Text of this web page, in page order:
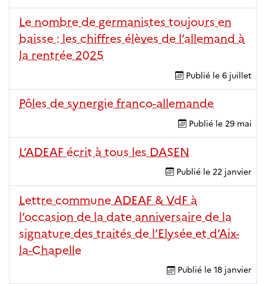
Le nombre de germanistes toujours en
baisse : les chiffres élèves de l’allemand à
la rentrée 2025
Publié le 6 juillet
Pôles de synergie franco-allemande
Publié le 29 mai
L’ADEAF écrit à tous les DASEN
Publié le 22 janvier
Lettre commune ADEAF & VdF à
l’occasion de la date anniversaire de la
signature des traités de l’Elysée et d’Aix-
la-Chapelle
Publié le 18 janvier